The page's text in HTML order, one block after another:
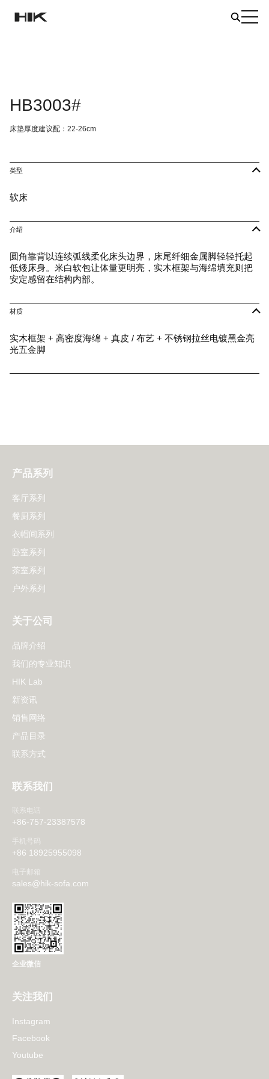
HB3003#
床垫厚度建议配：22-26cm
类型
软床
介绍
圆角靠背以连续弧线柔化床头边界，床尾纤细金属脚轻轻托起
低矮床身。米白软包让体量更明亮，实木框架与海绵填充则把
安定感留在结构内部。
材质
实木框架 + 高密度海绵 + 真皮 / 布艺 + 不锈钢拉丝电镀黑金亮
光五金脚
产品系列
客厅系列
餐厨系列
衣帽间系列
卧室系列
茶室系列
户外系列
关于公司
品牌介绍
我们的专业知识
HIK Lab
新资讯
销售网络
产品目录
联系方式
联系我们
联系电话
+86-757-23387578
手机号码
+86 18925955098
电子邮箱
sales@hik-sofa.com
企业微信
关注我们
Instagram
Facebook
Youtube